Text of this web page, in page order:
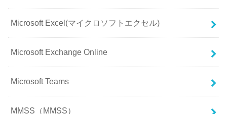
Microsoft Excel(マイクロソフトエクセル)
Microsoft Exchange Online
Microsoft Teams
MMSS（MMSS）